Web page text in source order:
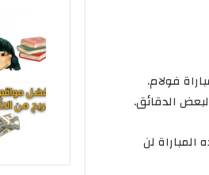
فولام.
لبعض الدقائق.
المباراة لن